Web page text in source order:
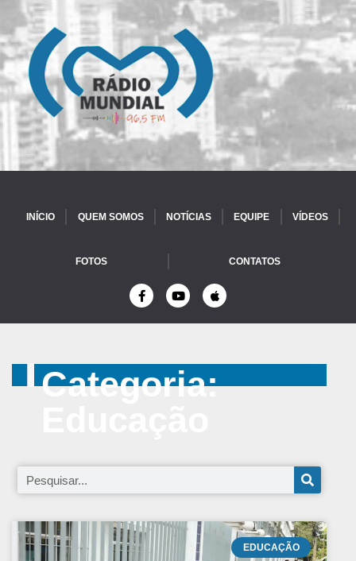
INÍCIO QUEM SOMOS NOTÍCIAS EQUIPE VÍDEOS
FOTOS CONTATOS
Categoria:
EDUCAÇÃO